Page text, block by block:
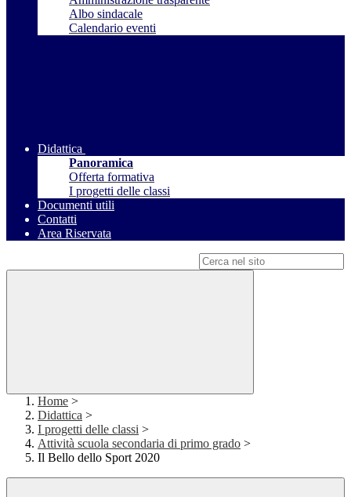
Albo sindacale
Calendario eventi
Didattica
Panoramica
Offerta formativa
I progetti delle classi
Documenti utili
Contatti
Area Riservata
Home >
Didattica >
I progetti delle classi >
Attività scuola secondaria di primo grado >
Il Bello dello Sport 2020